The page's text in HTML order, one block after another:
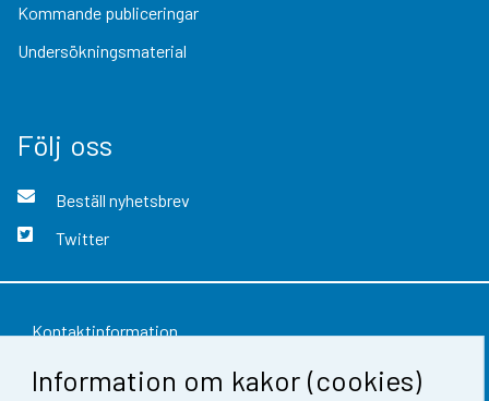
Information om kakor (cookies)
Kommande publiceringar
Undersökningsmaterial
Följ oss
Beställ nyhetsbrev
Twitter
Kontaktinformation
Respons